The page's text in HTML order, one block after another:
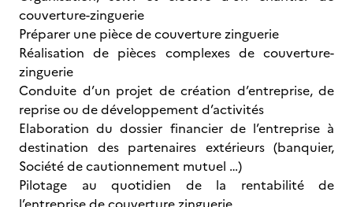
couverture-zinguerie
Préparer une pièce de couverture zinguerie
Réalisation de pièces complexes de couverture-
zinguerie
Conduite d’un projet de création d’entreprise, de
reprise ou de développement d’activités
Elaboration du dossier financier de l’entreprise à
destination des partenaires extérieurs (banquier,
Société de cautionnement mutuel …)
Pilotage au quotidien de la rentabilité de